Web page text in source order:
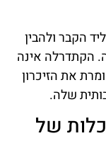
הקבר ולהבין
הקתדרלה אינה
את הזיכרון
שלה.
של